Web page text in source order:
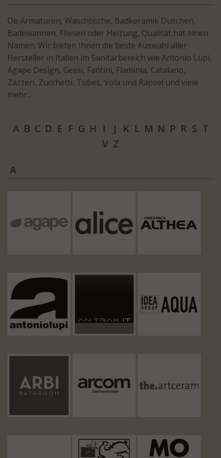
Ob Armaturen, Waschtische, Badkeramik Duschen,
Badewannen, Fliesen oder Heizung, Qualität hat einen
Namen. Wir bieten Ihnen die beste Auswahl aller
Hersteller in Italien im Sanitärbereich wie Antonio Lupi,
Agape Design, Gessi, Fantini, Flaminia, Catalano,
Zazzeri, Zucchetti, Tubes, Vola und Rapsel und viele
mehr...
A B C D E F G H I J K L M N P R S T
V Z
A